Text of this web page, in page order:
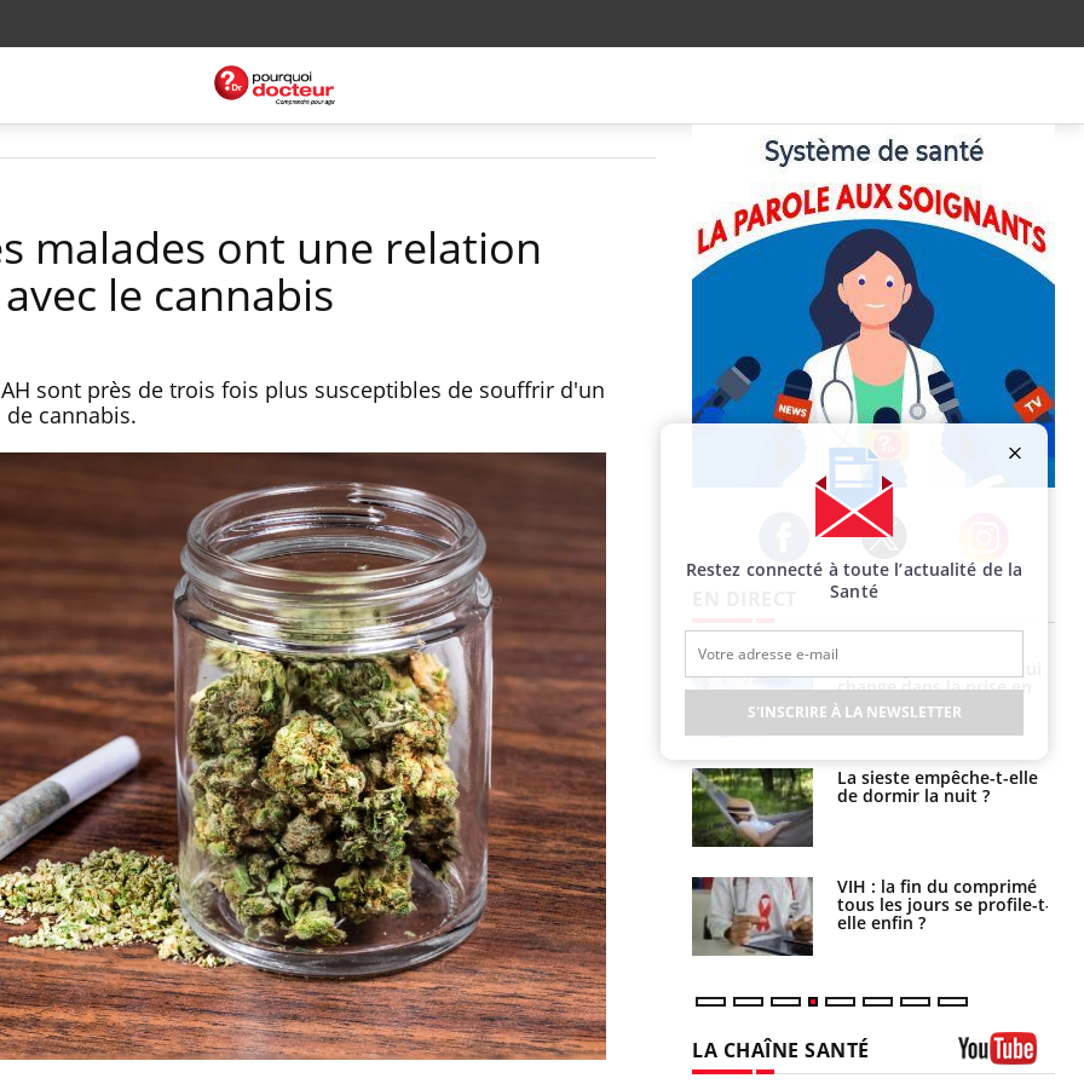
malades ont une relation
le cannabis
sont près de trois fois plus susceptibles de souffrir d'un
cannabis.
Facebook Twitter Instagram
Cancer colorectal : une
stratégie simple aurait
changé la donne au Pays
basque
Chikungunya, dengue,
West Nile : que se passe-
t-il dans le sud de la
France ?
Les médicaments GLP-1
protègent-ils aussi les os
?
change dans la prise en
charge des femmes
enceintes
La sieste empêche-t-elle
de dormir la nuit ?
VIH : la fin du comprimé
tous les jours se profile-t-
elle enfin ?
gâche-t-il les premiers
jours de vos vacances ?
Fortes chaleurs :
pourquoi le risque de
Le Viagra pourrait-il
freiner la propagation du
cancer ?
LA CHAÎNE SANTÉ
Restez connecté à toute l’actualité de la
Santé
S'INSCRIRE À LA NEWSLETTER